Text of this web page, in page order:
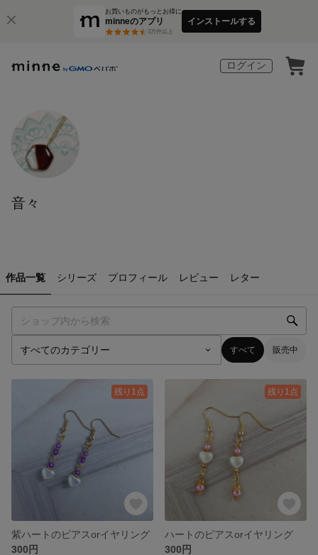
お買いものがもっとお得に
minneのアプリ
3万件以上
インストールする
ログイン
音々
作品一覧 シリーズ プロフィール レビュー レター
すべて 販売中
残り1点
紫ハートのピアスorイヤリング
300円
残り1点
ハートのピアスorイヤリング
300円